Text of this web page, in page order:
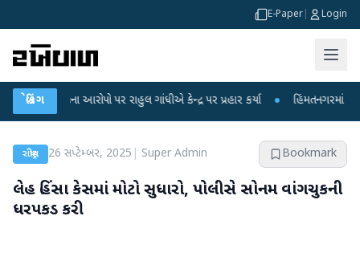
E-Paper Login
બ્રેકિંગ
લીકના આરોપો પર રાહુલ ગાંધીએ કેન્દ્ર પર પ્રહાર કર્યા ● હિંમતનગરમાં રહસ્યમય
રાષ્ટ્રીય 26 સપ્ટેમ્બર, 2025 Super Admin Bookmark
લેહ હિંસા કેસમાં મોટો સુધારો, પોલીસે સોનમ વાંગચુકની
ધરપકડ કરી